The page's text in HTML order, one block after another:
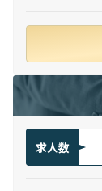
求人数